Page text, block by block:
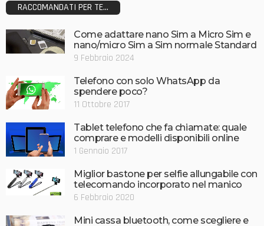
RACCOMANDATI PER TE...
Come adattare nano Sim a Micro Sim e
nano/micro Sim a Sim normale Standard
9 Febbraio 2024
Telefono con solo WhatsApp da
spendere poco?
11 Ottobre 2017
Tablet telefono che fa chiamate: quale
comprare e modelli disponibili online
1 Gennaio 2017
Miglior bastone per selfie allungabile con
telecomando incorporato nel manico
6 Febbraio 2020
Mini cassa bluetooth, come scegliere e